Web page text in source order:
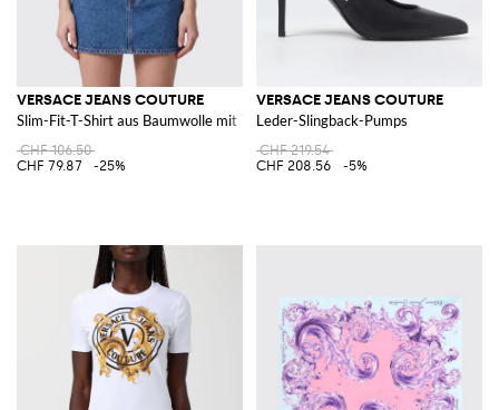
VERSACE JEANS COUTURE
Slim-Fit-T-Shirt aus Baumwolle mit Ton-in-Ton gesticktem Logo
CHF 106.50
CHF 79.87
-25%
VERSACE JEANS COUTURE
Leder-Slingback-Pumps
CHF 219.54
CHF 208.56
-5%